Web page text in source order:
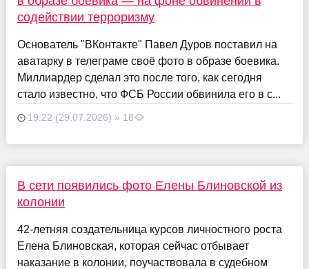
содействии терроризму
Основатель "ВКонтакте" Павел Дуров поставил на
аватарку в телеграме своё фото в образе боевика.
Миллиардер сделал это после того, как сегодня
стало известно, что ФСБ России обвинила его в с...
19:22 (29.07.2026) » 18
В сети появились фото Елены Блиновской из
колонии
42-летняя создательница курсов личностного роста
Елена Блиновская, которая сейчас отбывает
наказание в колонии, поучаствовала в судебном